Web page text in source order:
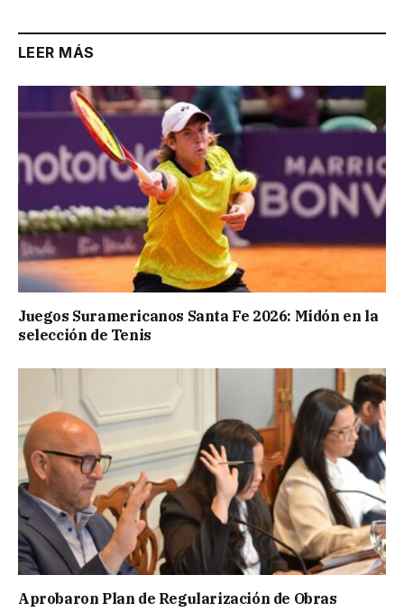
LEER MÁS
Juegos Suramericanos Santa Fe 2026: Midón en la
selección de Tenis
Aprobaron Plan de Regularización de Obras